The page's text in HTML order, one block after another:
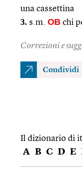
una cassettina
3. s.m. OB chi
Correzioni e
Condividi
Il dizionario di
A B C D E